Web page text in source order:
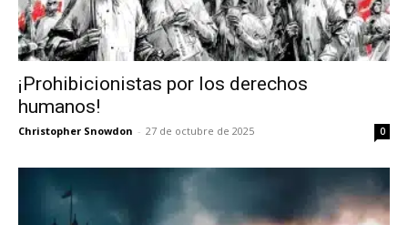
¡Prohibicionistas por los derechos
humanos!
Christopher Snowdon - 27 de octubre de 2025 0